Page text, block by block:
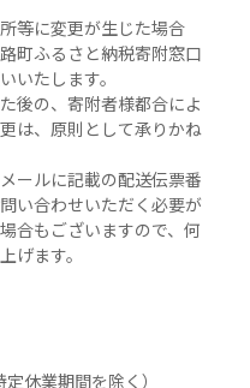
等に変更が生じた場合
町ふるさと納税寄附窓口
いたします。
後の、寄附者様都合によ
は、原則として承りかね
ールに記載の配送伝票番
い合わせいただく必要が
合もございますので、何
げます。
休業期間を除く）